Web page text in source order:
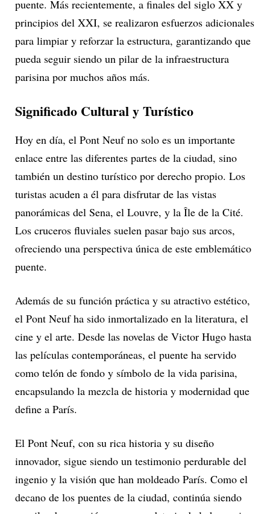
puente. Más recientemente, a finales del siglo XX y
principios del XXI, se realizaron esfuerzos adicionales
para limpiar y reforzar la estructura, garantizando que
pueda seguir siendo un pilar de la infraestructura
parisina por muchos años más.
Significado Cultural y Turístico
Hoy en día, el Pont Neuf no solo es un importante
enlace entre las diferentes partes de la ciudad, sino
también un destino turístico por derecho propio. Los
turistas acuden a él para disfrutar de las vistas
panorámicas del Sena, el Louvre, y la Île de la Cité.
Los cruceros fluviales suelen pasar bajo sus arcos,
ofreciendo una perspectiva única de este emblemático
puente.
Además de su función práctica y su atractivo estético,
el Pont Neuf ha sido inmortalizado en la literatura, el
cine y el arte. Desde las novelas de Victor Hugo hasta
las películas contemporáneas, el puente ha servido
como telón de fondo y símbolo de la vida parisina,
encapsulando la mezcla de historia y modernidad que
define a París.
El Pont Neuf, con su rica historia y su diseño
innovador, sigue siendo un testimonio perdurable del
ingenio y la visión que han moldeado París. Como el
decano de los puentes de la ciudad, continúa siendo